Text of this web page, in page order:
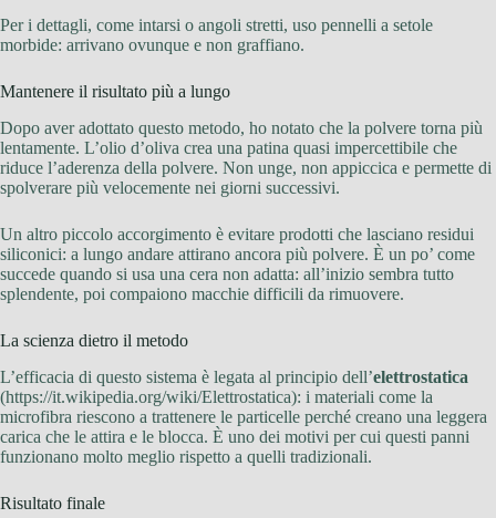
Per i dettagli, come intarsi o angoli stretti, uso pennelli a setole
morbide: arrivano ovunque e non graffiano.
Mantenere il risultato più a lungo
Dopo aver adottato questo metodo, ho notato che la polvere torna più
lentamente. L’olio d’oliva crea una patina quasi impercettibile che
riduce l’aderenza della polvere. Non unge, non appiccica e permette di
spolverare più velocemente nei giorni successivi.
Un altro piccolo accorgimento è evitare prodotti che lasciano residui
siliconici: a lungo andare attirano ancora più polvere. È un po’ come
succede quando si usa una cera non adatta: all’inizio sembra tutto
splendente, poi compaiono macchie difficili da rimuovere.
La scienza dietro il metodo
L’efficacia di questo sistema è legata al principio dell’elettrostatica
(https://it.wikipedia.org/wiki/Elettrostatica): i materiali come la
microfibra riescono a trattenere le particelle perché creano una leggera
carica che le attira e le blocca. È uno dei motivi per cui questi panni
funzionano molto meglio rispetto a quelli tradizionali.
Risultato finale